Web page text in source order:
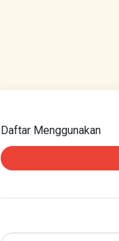
Daftar Menggunakan